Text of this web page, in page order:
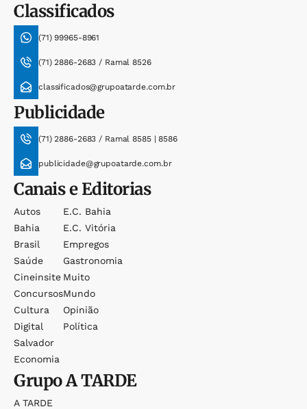
Classificados
(71) 99965-8961
(71) 2886-2683 / Ramal 8526
classificados@grupoatarde.com.br
Publicidade
(71) 2886-2683 / Ramal 8585 | 8586
publicidade@grupoatarde.com.br
Canais e Editorias
Autos
Bahia
Brasil
Saúde
Cineinsite
Concursos
Cultura
Digital
Salvador
Economia
E.c. Bahia
E.c. Vitória
Empregos
Gastronomia
Muito
Mundo
Opinião
Política
GrupoA TARDE
A TARDE